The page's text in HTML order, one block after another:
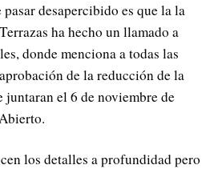
desapercibido es que la la
ha hecho un llamado a
donde menciona a todas las
de la reducción de la
juntaran el 6 de noviembre de
los detalles a profundidad pero